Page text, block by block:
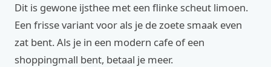
Dit is gewone ijsthee met een flinke scheut limoen.
Een frisse variant voor als je de zoete smaak even
zat bent. Als je in een modern cafe of een
shoppingmall bent, betaal je meer.